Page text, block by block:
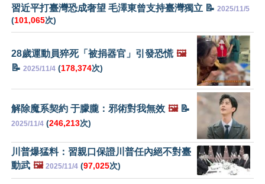
習近平打臺灣恐成奢望 毛澤東曾支持臺灣獨立 📝 2025/11/5
(101,065次)
28歲運動員猝死「被捐器官」引發恐慌 🖼️
📝 2025/11/4 (178,374次)
解除魔系契約 于朦朧：邪術對我無效 🖼️📝
2025/11/4 (246,213次)
川普爆猛料：習親口保證川普任內絕不對臺
動武 🖼️ 2025/11/4 (97,025次)